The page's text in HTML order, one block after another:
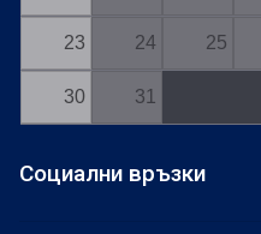
23 24 25
30 31
Социални връзки